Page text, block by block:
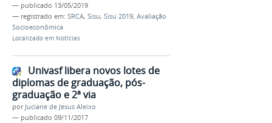
— publicado 13/05/2019
— registrado em: SRCA, Sisu, Sisu 2019, Avaliação
Socioeconômica
Localizado em Notícias
Univasf libera novos lotes de
diplomas de graduação, pós-
graduação e 2ª via
por Juciane de Jesus Aleixo
— publicado 09/11/2017